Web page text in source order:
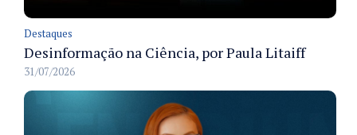
Destaques
Desinformação na Ciência, por Paula Litaiff
31/07/2026